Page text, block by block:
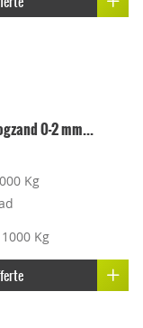
0-2 mm...
Kg
1000 Kg